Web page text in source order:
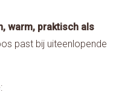
warm, praktisch als
past bij uiteenlopende